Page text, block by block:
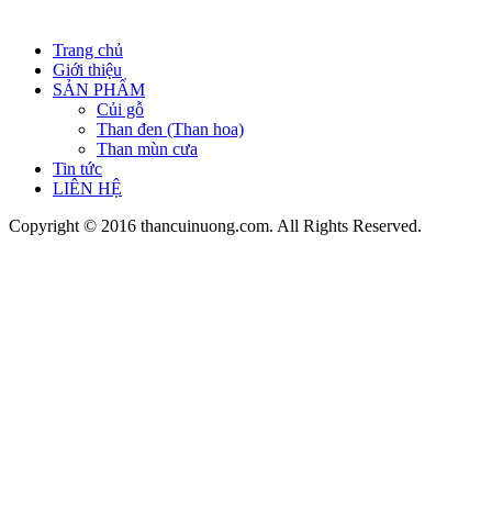
Trang chủ
Giới thiệu
SẢN PHẨM
Củi gỗ
Than đen (Than hoa)
Than mùn cưa
Tin tức
LIÊN HỆ
Copyright © 2016 thancuinuong.com. All Rights Reserved.